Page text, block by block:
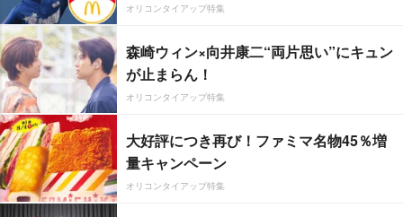
オリコンタイアップ特集
森崎ウィン×向井康二“両片思い”にキュン
が止まらん！
オリコンタイアップ特集
大好評につき再び！ファミマ名物45％増
量キャンペーン
オリコンタイアップ特集